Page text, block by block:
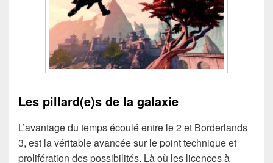
Les pillard(e)s de la galaxie
L’avantage du temps écoulé entre le 2 et Borderlands
3, est la véritable avancée sur le point technique et
prolifération des possibilités. Là où les licences à